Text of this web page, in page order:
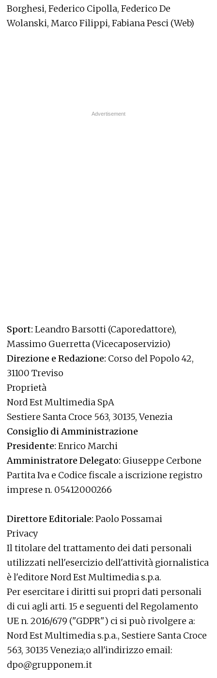
Borghesi, Federico Cipolla, Federico De
Wolanski, Marco Filippi, Fabiana Pesci (Web)
Sport: Leandro Barsotti (Caporedattore),
Massimo Guerretta (Vicecaposervizio)
Direzione e Redazione: Corso del Popolo 42,
31100 Treviso
Proprietà
Nord Est Multimedia SpA
Sestiere Santa Croce 563, 30135, Venezia
Consiglio di Amministrazione
Presidente: Enrico Marchi
Amministratore Delegato: Giuseppe Cerbone
Partita Iva e Codice fiscale a iscrizione registro
imprese n. 05412000266
Direttore Editoriale: Paolo Possamai
Privacy
Il titolare del trattamento dei dati personali
utilizzati nell'esercizio dell'attività giornalistica
è l'editore Nord Est Multimedia s.p.a.
Per esercitare i diritti sui propri dati personali
di cui agli arti. 15 e seguenti del Regolamento
UE n. 2016/679 ("GDPR") ci si può rivolgere a:
Nord Est Multimedia s.p.a., Sestiere Santa Croce
563, 30135 Venezia;o all'indirizzo email:
dpo@grupponem.it